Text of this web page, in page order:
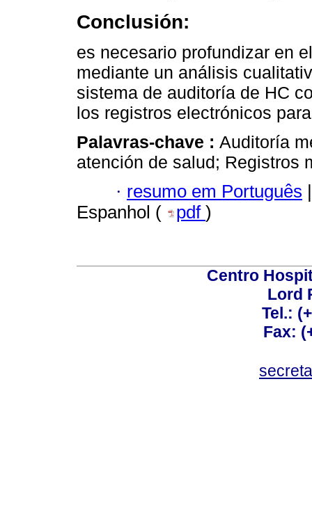
Conclusión:
es necesario profundizar en
mediante un análisis
sistema de auditoría de HC
los registros electrónicos
Palavras-chave : Auditoría
atención de salud; Registros
· resumo em Português
Espanhol (
pdf )
Centro
Lord
Tel.:
Fax: